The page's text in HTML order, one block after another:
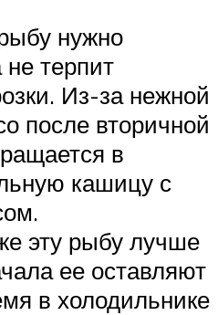
нужно
терпит
Из-за нежной
после вторичной
в
кашицу с
эту рыбу лучше
ее оставляют
в холодильнике